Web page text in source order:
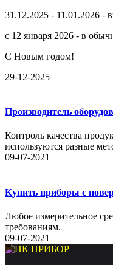
31.12.2025 - 11.01.2026 -
с 12 января 2026 - в
С Новым годом!
29-12-2025
Производитель
Контроль качества
используются разные
09-07-2021
Купить приборы с
Любое измерительное
требованиям.
09-07-2021